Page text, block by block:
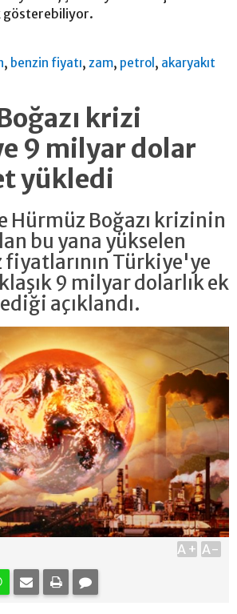
gösterebiliyor.
, benzin fiyatı, zam, petrol , akaryakıt
krizi
9 milyar dolar
yükledi
Hürmüz Boğazı krizinin
bu yana yükselen
fiyatlarının Türkiye'ye
9 milyar dolarlık ek
açıklandı.
A+ A-